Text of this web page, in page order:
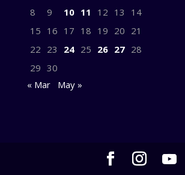
8
9 10 11 12 13
14
15 16 17 18 19 20 21
22 23 24 25 26 27 28
29 30
« Mar
May »